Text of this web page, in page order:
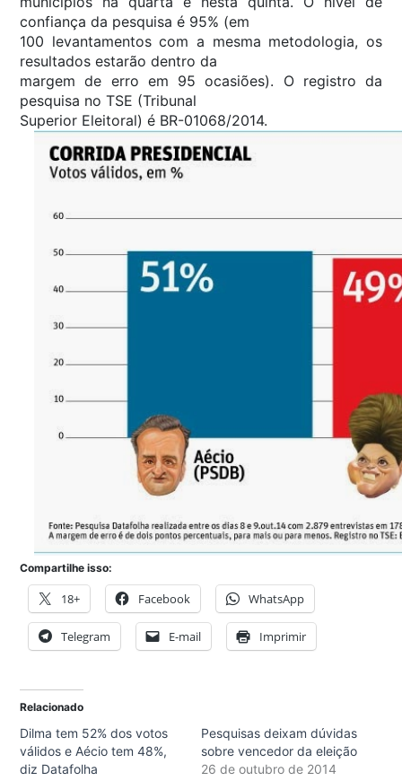
confiança da pesquisa é 95% (em
100 levantamentos com a mesma metodologia, os
resultados estarão dentro da
margem de erro em 95 ocasiões). O registro da
pesquisa no TSE (Tribunal
Superior Eleitoral) é BR-01068/2014.
Compartilhe isso:
18+ Facebook WhatsApp
Telegram E-mail Imprimir
Relacionado
Dilma tem 52% dos votos
válidos e Aécio tem 48%,
diz Datafolha
Pesquisas deixam dúvidas
sobre vencedor da eleição
26 de outubro de 2014